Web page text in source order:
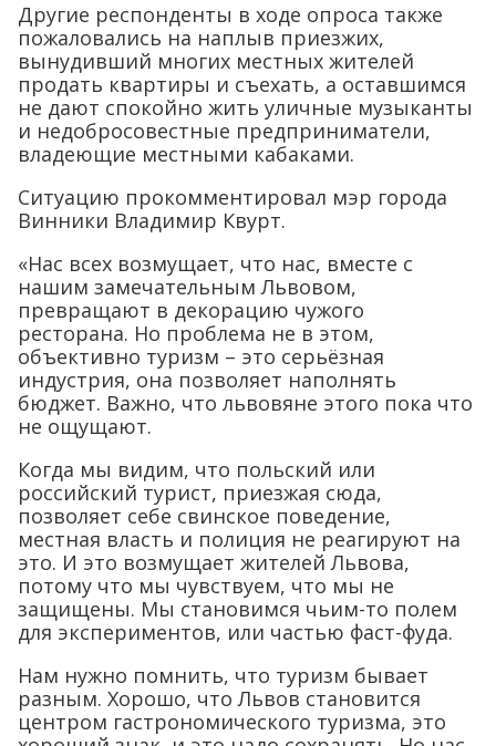
Другие респонденты в ходе опроса также
пожаловались на наплыв приезжих,
вынудивший многих местных жителей
продать квартиры и съехать, а оставшимся
не дают спокойно жить уличные музыканты
и недобросовестные предприниматели,
владеющие местными кабаками.
Ситуацию прокомментировал мэр города
Винники Владимир Квурт.
«Нас всех возмущает, что нас, вместе с
нашим замечательным Львовом,
превращают в декорацию чужого
ресторана. Но проблема не в этом,
объективно туризм – это серьёзная
индустрия, она позволяет наполнять
бюджет. Важно, что львовяне этого пока что
не ощущают.
Когда мы видим, что польский или
российский турист, приезжая сюда,
позволяет себе свинское поведение,
местная власть и полиция не реагируют на
это. И это возмущает жителей Львова,
потому что мы чувствуем, что мы не
защищены. Мы становимся чьим-то полем
для экспериментов, или частью фаст-фуда.
Нам нужно помнить, что туризм бывает
разным. Хорошо, что Львов становится
центром гастрономического туризма, это